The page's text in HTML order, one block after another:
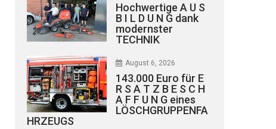
Hochwertige A U S
B I L D U N G dank
modernster
TECHNIK
August 6, 2026
143.000 Euro für E
R S A T Z B E S C H
A F F U N G eines
LÖSCHGRUPPENFA
HRZEUGS